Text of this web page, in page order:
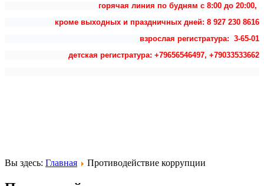
горячая линия по будням с 8:00 до 20:00,
кроме выходных и праздничных дней: 8 927 230 8616
взрослая регистратура: 3-65-01
детская регистратура: +79656546497, +79033533662
Вы здесь: Главная Противодействие коррупции